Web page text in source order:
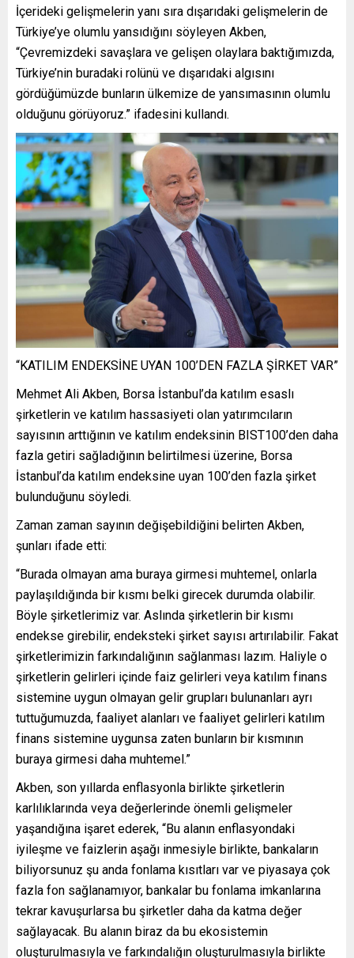
İçerideki gelişmelerin yanı sıra dışarıdaki gelişmelerin de
Türkiye’ye olumlu yansıdığını söyleyen Akben,
“Çevremizdeki savaşlara ve gelişen olaylara baktığımızda,
Türkiye’nin buradaki rolünü ve dışarıdaki algısını
gördüğümüzde bunların ülkemize de yansımasının olumlu
olduğunu görüyoruz.” ifadesini kullandı.
“KATILIM ENDEKSİNE UYAN 100’DEN FAZLA ŞİRKET VAR”
Mehmet Ali Akben, Borsa İstanbul’da katılım esaslı
şirketlerin ve katılım hassasiyeti olan yatırımcıların
sayısının arttığının ve katılım endeksinin BIST100’den daha
fazla getiri sağladığının belirtilmesi üzerine, Borsa
İstanbul’da katılım endeksine uyan 100’den fazla şirket
bulunduğunu söyledi.
Zaman zaman sayının değişebildiğini belirten Akben,
şunları ifade etti:
“Burada olmayan ama buraya girmesi muhtemel, onlarla
paylaşıldığında bir kısmı belki girecek durumda olabilir.
Böyle şirketlerimiz var. Aslında şirketlerin bir kısmı
endekse girebilir, endeksteki şirket sayısı artırılabilir. Fakat
şirketlerimizin farkındalığının sağlanması lazım. Haliyle o
şirketlerin gelirleri içinde faiz gelirleri veya katılım finans
sistemine uygun olmayan gelir grupları bulunanları ayrı
tuttuğumuzda, faaliyet alanları ve faaliyet gelirleri katılım
finans sistemine uygunsa zaten bunların bir kısmının
buraya girmesi daha muhtemel.”
Akben, son yıllarda enflasyonla birlikte şirketlerin
karlılıklarında veya değerlerinde önemli gelişmeler
yaşandığına işaret ederek, “Bu alanın enflasyondaki
iyileşme ve faizlerin aşağı inmesiyle birlikte, bankaların
biliyorsunuz şu anda fonlama kısıtları var ve piyasaya çok
fazla fon sağlanamıyor, bankalar bu fonlama imkanlarına
tekrar kavuşurlarsa bu şirketler daha da katma değer
sağlayacak. Bu alanın biraz da bu ekosistemin
oluşturulmasıyla ve farkındalığın oluşturulmasıyla birlikte